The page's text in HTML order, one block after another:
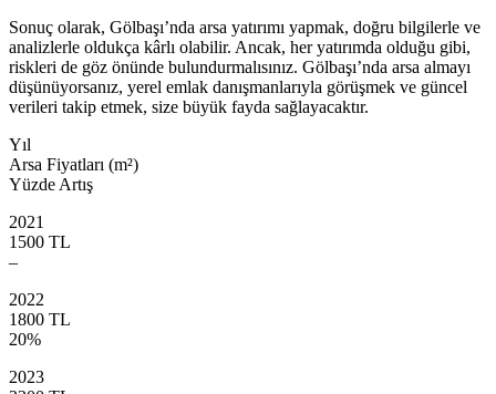
Sonuç olarak, Gölbaşı’nda arsa yatırımı yapmak, doğru bilgilerle ve
analizlerle oldukça kârlı olabilir. Ancak, her yatırımda olduğu gibi,
riskleri de göz önünde bulundurmalısınız. Gölbaşı’nda arsa almayı
düşünüyorsanız, yerel emlak danışmanlarıyla görüşmek ve güncel
verileri takip etmek, size büyük fayda sağlayacaktır.
Yıl
Arsa Fiyatları (m²)
Yüzde Artış
2021
1500 TL
–
2022
1800 TL
20%
2023